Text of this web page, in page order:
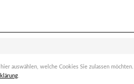
rechts oben im Mund, die zum
zwei Zähne überkront, die
Schneidezahn, also der rechte
Allerdings fühle ich unter der
auswählen, welche Cookies Sie zulassen